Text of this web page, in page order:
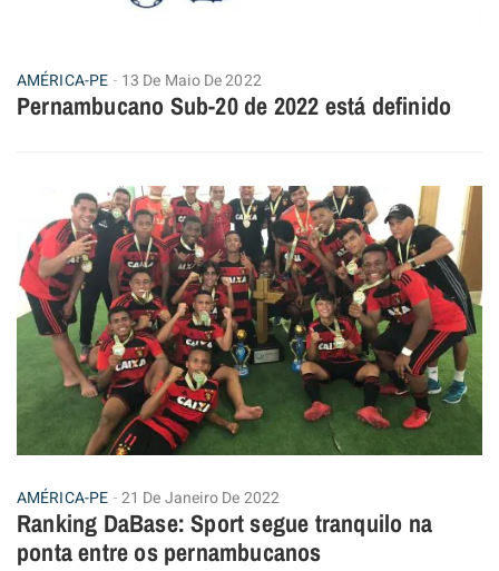
AMÉRICA-PE 13 De Maio De 2022
Pernambucano Sub-20 de 2022 está definido
AMÉRICA-PE 21 De Janeiro De 2022
Ranking DaBase: Sport segue tranquilo na
ponta entre os pernambucanos